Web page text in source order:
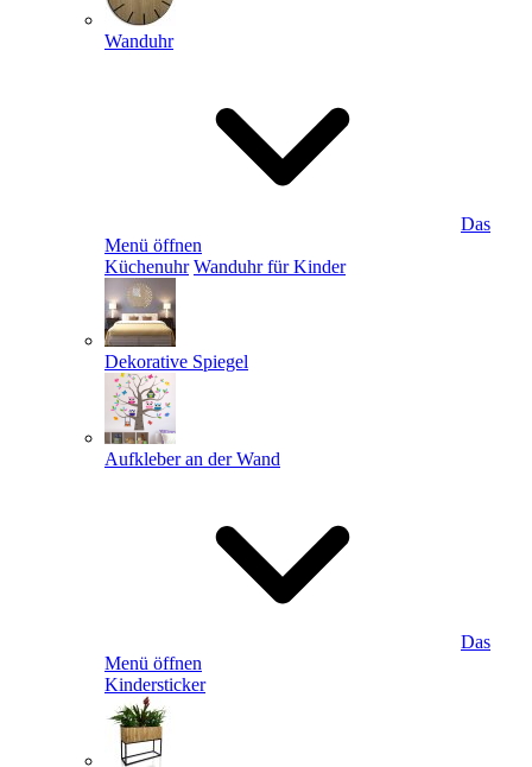
Wanduhr
Das
Menü öffnen
Küchenuhr Wanduhr für Kinder
Dekorative Spiegel
Aufkleber an der Wand
Das
Menü öffnen
Kindersticker